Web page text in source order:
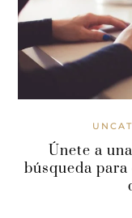
Únete a
búsqueda